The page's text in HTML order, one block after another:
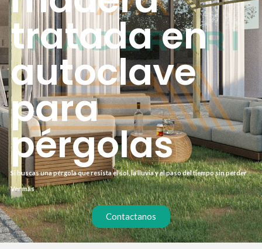
tratada en
autoclave
para
pérgolas
Si buscas una pérgola que resista el sol, la lluvia y el paso del tiempo sin perder
su aspecto, la madera tratada en autoclave para pérgolas es tu mejor opción.
Este tratamiento industrial introduce protectores en la fibra de la madera,
evitando pudrición, hongos e insectos. El resultado es una estructura robusta
que mantiene su belleza natural durante años sin necesidad de mantenimiento
constante.
Ver más
Contactanos